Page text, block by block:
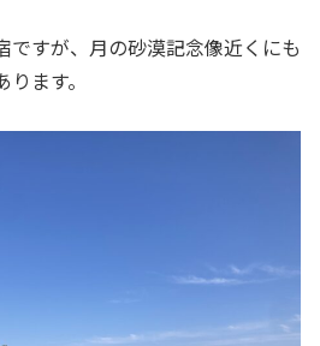
ですが、月の砂漠記念像近くにも
ます。